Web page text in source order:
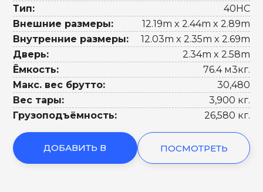
Тип:
40HC
Внешние размеры:
12.19m x 2.44m x 2.89m
Внутренние размеры:
12.03m x 2.35m x 2.69m
Дверь:
2.34m x 2.58m
Ёмкость:
76.4 м3кг.
Макс. вес брутто:
30,480
Вес тары:
3,900 кг.
Грузоподъёмность:
26,580 кг.
ДОБАВИТЬ В ПОСМОТРЕТЬ